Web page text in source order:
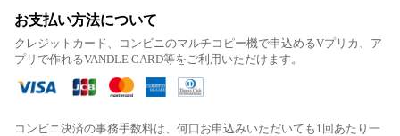
お支払い方法について
クレジットカード、コンビニのマルチコピー機で申込めるVプリカ、ア
プリで作れるVANDLE CARD等をご利用いただけます。
コンビニ決済の事務手数料は、何口お申込みいただいても1回あたり一